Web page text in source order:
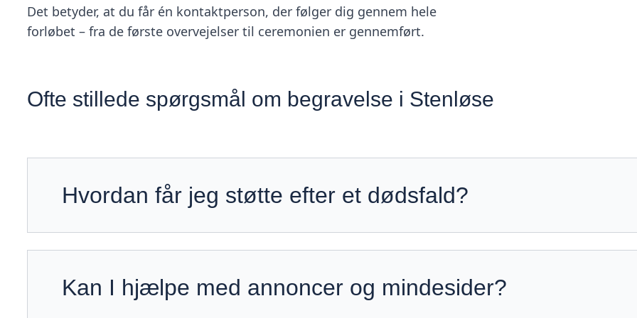
Det betyder, at du får én kontaktperson, der følger dig gennem hele
forløbet – fra de første overvejelser til ceremonien er gennemført.
Ofte stillede spørgsmål om begravelse i Stenløse
Hvordan får jeg støtte efter et dødsfald?
Kan I hjælpe med annoncer og mindesider?